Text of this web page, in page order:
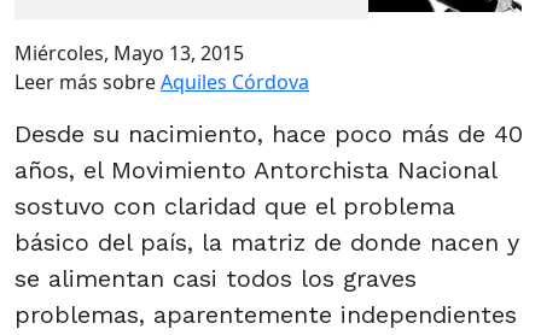
Miércoles, Mayo 13, 2015
Leer más sobreAquiles Córdova
Desde su nacimiento, hace poco más de 40
años, el Movimiento Antorchista Nacional
sostuvo con claridad que el problema
básico del país, la matriz de donde nacen y
se alimentan casi todos los graves
problemas, aparentemente independientes